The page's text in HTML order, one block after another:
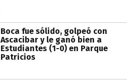
Boca fue sólido, golpeó con
Ascacibar y le ganó bien a
Estudiantes (1-0) en Parque
Patricios